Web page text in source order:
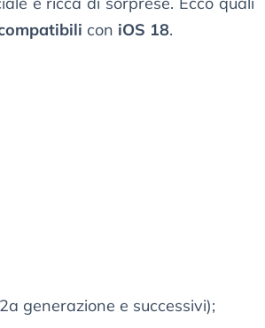
con iOS 18.
generazione e successivi);